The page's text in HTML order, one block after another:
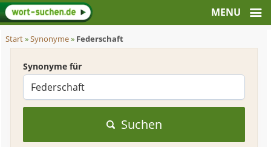
Start»Synonyme» Federschaft
Synonyme für
Suchen